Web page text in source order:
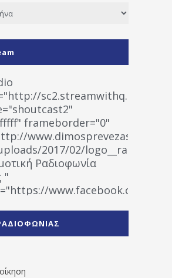
frameborder="0"
www.dimosprevezas.gr/wp-
2017/02/
Ραδιοφωνία
"
www.facebook.com/
" artist="" ]